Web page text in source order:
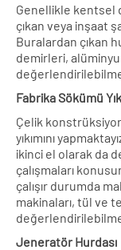
Genellikle kentsel
çıkan veya inşaat
Buralardan çıkan
demirleri,
Fabrika Sökümü
Çelik
yıkımını
ikinci el olarak da
çalışmaları
çalışır durumda
makinaları, tül ve
Jeneratör Hurdası